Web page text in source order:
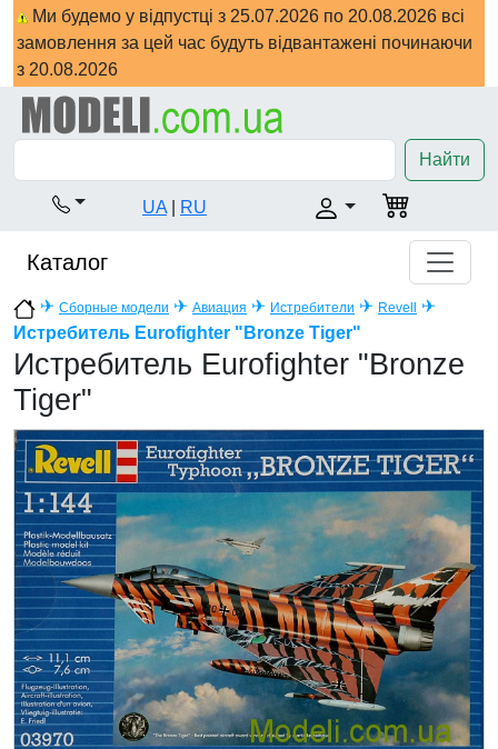
Ми будемо у відпустці з 25.07.2026 по 20.08.2026 всі
замовлення за цей час будуть відвантажені починаючи
з 20.08.2026
Найти
UA RU
Каталог
✈ Сборные модели ✈ Авиация ✈ Истребители ✈ Revell
✈
Истребитель Eurofighter "Bronze Tiger"
Истребитель Eurofighter "Bronze
Tiger"